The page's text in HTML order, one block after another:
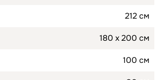
212 см
180 х 200 см
100 см